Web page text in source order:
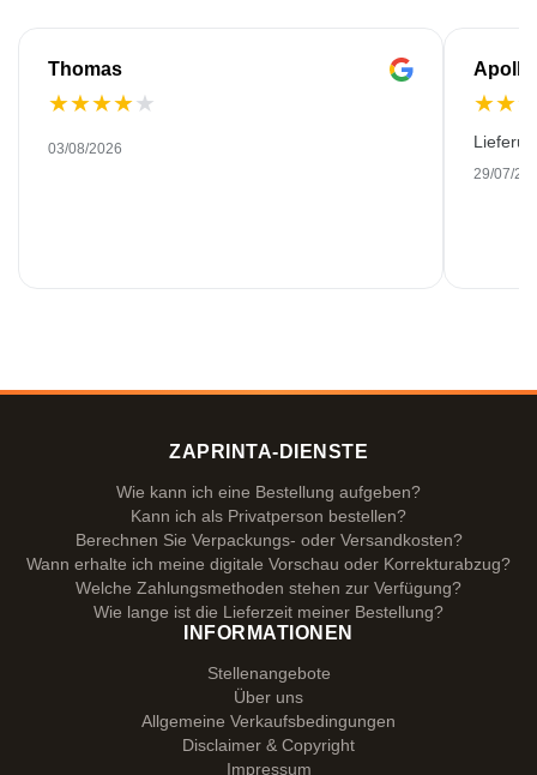
Thomas
★★★★★
03/08/2026
★★
29/07/
ZAPRINTA-DIENSTE
Wie kann ich eine Bestellung aufgeben?
Kann ich als Privatperson bestellen?
Berechnen Sie Verpackungs- oder Versandkosten?
Wann erhalte ich meine digitale Vorschau oder Korrekturabzug?
Welche Zahlungsmethoden stehen zur Verfügung?
Wie lange ist die Lieferzeit meiner Bestellung?
INFORMATIONEN
Stellenangebote
Über uns
Allgemeine Verkaufsbedingungen
Disclaimer & Copyright
Impressum